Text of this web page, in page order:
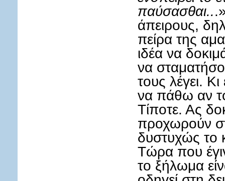
παύσασθαι..
άπειρους,
πείρα της
ιδέα να
να
τους λέγει. Κι
να πάθω αν
Τίποτε. Ας
προχωρούν
δυστυχώς το
Τώρα που
το ξήλωμα